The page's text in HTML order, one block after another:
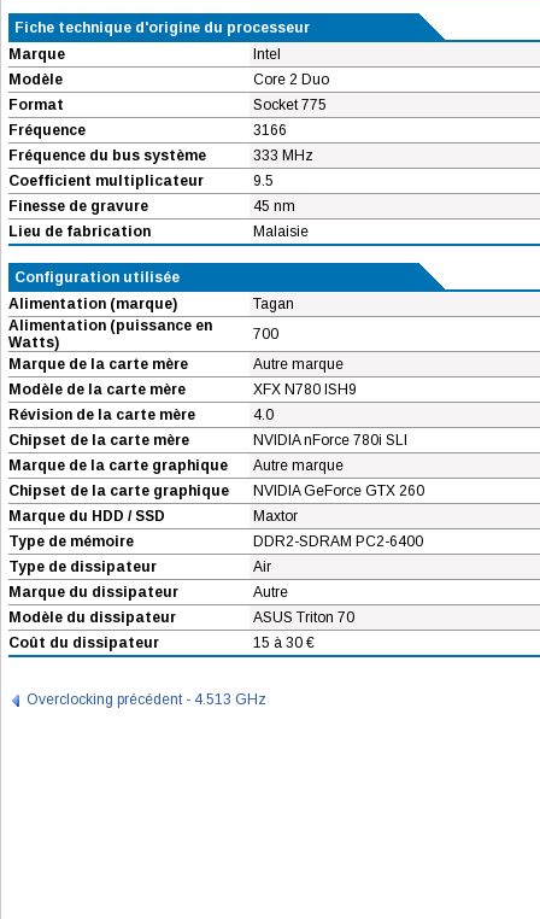
Fiche technique d'origine du processeur
Marque
Intel
Modèle
Core 2 Duo
Format
Socket 775
Fréquence
3166
Fréquence du bus système
333 MHz
Coefficient multiplicateur
9.5
Finesse de gravure
45 nm
Lieu de fabrication
Malaisie
Configuration utilisée
Alimentation (marque)
Tagan
Alimentation (puissance en
Watts)
700
Marque de la carte mère
Autre marque
Modèle de la carte mère
XFX N780 ISH9
Révision de la carte mère
4.0
Chipset de la carte mère
NVIDIA nForce 780i SLI
Marque de la carte graphique
Autre marque
Chipset de la carte graphique
NVIDIA GeForce GTX 260
Marque du HDD / SSD
Maxtor
Type de mémoire
DDR2-SDRAM PC2-6400
Type de dissipateur
Air
Marque du dissipateur
Autre
Modèle du dissipateur
ASUS Triton 70
Coût du dissipateur
15 à 30 €
Overclocking précédent - 4.513 GHz